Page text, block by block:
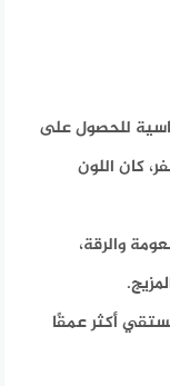
للحصول على
كان اللون
والرقة،
أكثر عمقًا